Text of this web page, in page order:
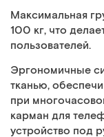
Максимальная
100 кг, что
пользователей.
Эргономичные
тканью,
при
карман для
устройство под